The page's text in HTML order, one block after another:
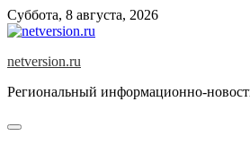
Skip
to
Суббота, 8 августа, 2026
netversion.ru
Региональный информационно-